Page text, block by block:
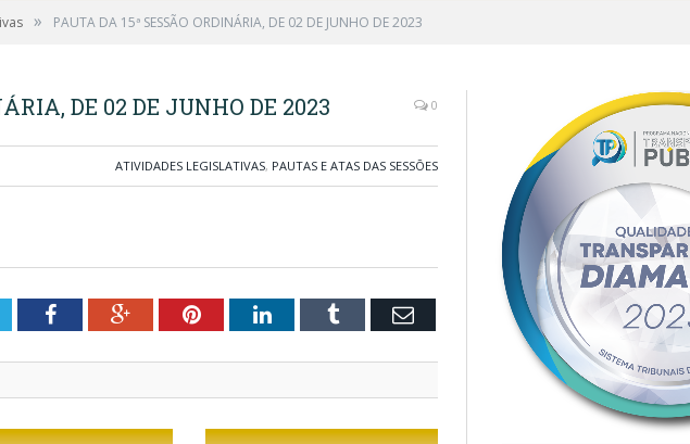
» PAUTA DA 15ª SESSÃO ORDINÁRIA, DE 02 DE JUNHO DE 2023
DE 02 DE JUNHO DE 2023 0
ATIVIDADES LEGISLATIVAS, PAUTAS E ATAS DAS SESSÕES
FacebookGoogle+PinterestLinkedInTumblr Email